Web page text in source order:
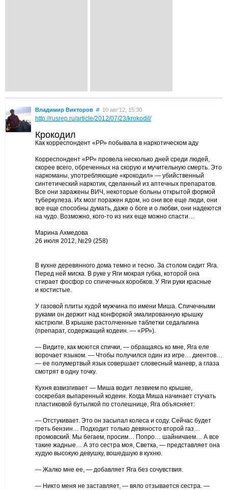
Владимир Викторов # 10 авг’12, 15:30
http://rusrep.ru/article/2012/07/23/krokodil/
Крокодил
Как корреспондент «РР» побывала в наркотическом аду
Корреспондент «РР» провела несколько дней среди людей,
скорее всего, обреченных на скорую и мучительную смерть. Это
наркоманы, употребляющие «крокодил» — убийственный
синтетический наркотик, сделанный из аптечных препаратов.
Все они заражены ВИЧ, некоторые больны открытой формой
туберкулеза. Их мозг поражен ядом, но они все еще люди, они
все еще способны думать, даже о боге и о любви, они надеются
на чудо. Возможно, кого-то из них еще можно спасти…
Марина Ахмедова
26 июля 2012, №29 (258)
В кухне деревянного дома темно и тесно. За столом сидит Яга.
Перед ней миска. В руке у Яги мокрая губка, которой она
стирает фосфор со спичечных коробков. У Яги руки красные
и костистые.
У газовой плиты худой мужчина по имени Миша. Спичечными
руками он держит над конфоркой эмалированную крышку
кастрюли. В крышке растолченные таблетки седальгина
(препарат, содержащий кодеин. — «РР»).
— Видите, как моются спички, — обращаясь ко мне, Яга еле
ворочает языком. — Чтобы получился один из игре… диентов…
— ее полумертвый язык совершает словесный маневр, а глаза
смотрят в одну точку.
Кухня взвизгивает — Миша водит лезвием по крышке,
соскребая выпаренный кодеин. Когда Миша начинает стучать
пластиковой бутылкой по столешнице, Яга объясняет:
— Отстукивает. Это он засыпал колеса и соду. Сейчас будет
греть бензин… Подходит только девяносто второй газ…
промовский. Мы бегаем, просим… Попро… шайничаем… А все
такие жадные… А это сестра моя, Светка, — представляет она
худую высокую девушку, вошедшую в кухню.
— Жалко мне ее, — добавляет Яга без сочувствия.
— Никто меня не заставляет, — вяло отзывается сестра. —